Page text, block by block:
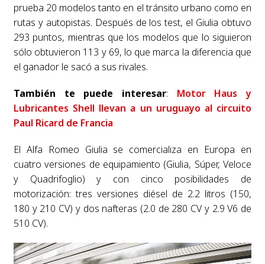
prueba 20 modelos tanto en el tránsito urbano como en
rutas y autopistas. Después de los test, el Giulia obtuvo
293 puntos, mientras que los modelos que lo siguieron
sólo obtuvieron 113 y 69, lo que marca la diferencia que
el ganador le sacó a sus rivales.
También te puede interesar: Motor Haus y
Lubricantes Shell llevan a un uruguayo al circuito
Paul Ricard de Francia
El Alfa Romeo Giulia se comercializa en Europa en
cuatro versiones de equipamiento (Giulia, Súper, Veloce
y Quadrifoglio) y con cinco posibilidades de
motorización: tres versiones diésel de 2.2 litros (150,
180 y 210 CV) y dos nafteras (2.0 de 280 CV y 2.9 V6 de
510 CV).